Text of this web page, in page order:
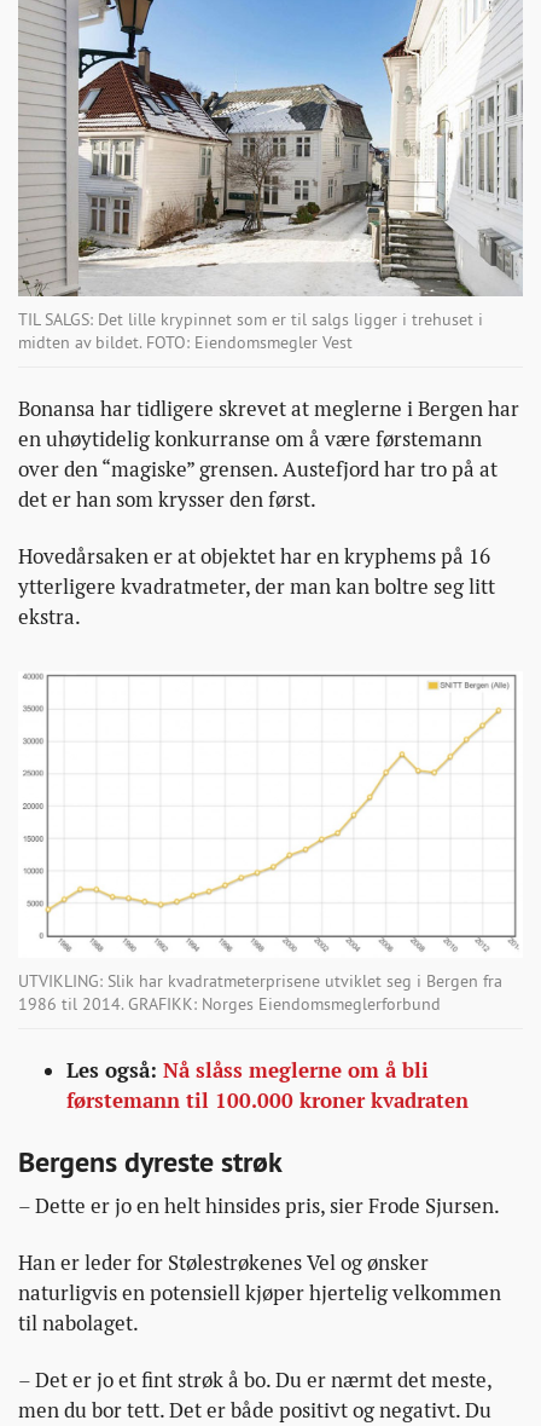
TIL SALGS: Det lille krypinnet som er til salgs ligger i trehuset i
midten av bildet. FOTO: Eiendomsmegler Vest
Bonansa har tidligere skrevet at meglerne i Bergen har
en uhøytidelig konkurranse om å være førstemann
over den “magiske” grensen. Austefjord har tro på at
det er han som krysser den først.
Hovedårsaken er at objektet har en kryphems på 16
ytterligere kvadratmeter, der man kan boltre seg litt
ekstra.
UTVIKLING: Slik har kvadratmeterprisene utviklet seg i Bergen fra
1986 til 2014. GRAFIKK: Norges Eiendomsmeglerforbund
Les også: Nå slåss meglerne om å bli
førstemann til 100.000 kroner kvadraten
Bergens dyreste strøk
– Dette er jo en helt hinsides pris, sier Frode Sjursen.
Han er leder for Stølestrøkenes Vel og ønsker
naturligvis en potensiell kjøper hjertelig velkommen
til nabolaget.
– Det er jo et fint strøk å bo. Du er nærmt det meste,
men du bor tett. Det er både positivt og negativt. Du